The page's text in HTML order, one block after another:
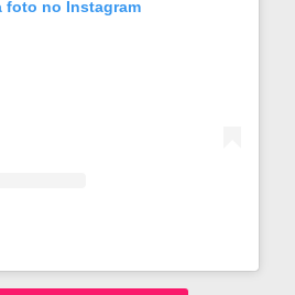
foto no Instagram